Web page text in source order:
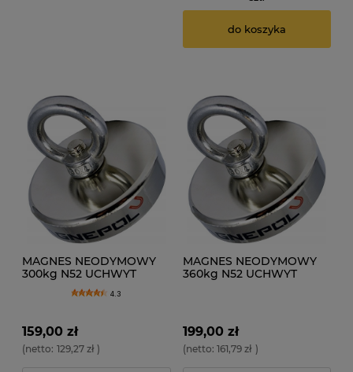
do koszyka
MAGNES NEODYMOWY
300kg N52 UCHWYT
80x18 z uchem
4.3
159,00 zł
(netto: 129,27 zł )
MAGNES NEODYMOWY
360kg N52 UCHWYT
199,00 zł
(netto: 161,79 zł )